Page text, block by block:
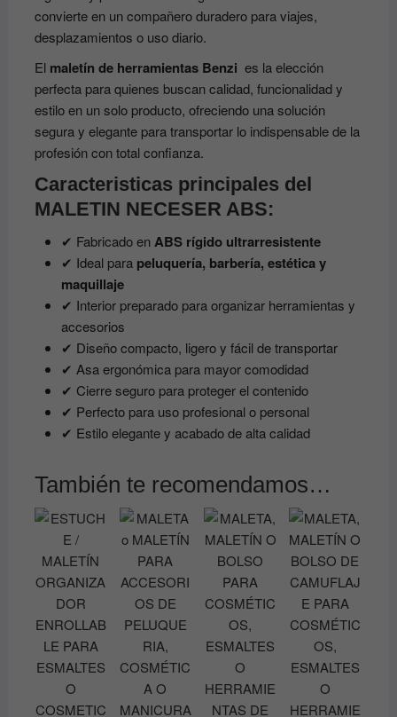
convierte en un compañero duradero para viajes,
desplazamientos o uso diario.
El maletín de herramientas Benzi es la elección
perfecta para quienes buscan calidad, funcionalidad y
estilo en un solo producto, ofreciendo una solución
segura y elegante para transportar lo indispensable de la
profesión con total confianza.
Caracteristicas principales del
MALETIN NECESER ABS:
✔ Fabricado enABS rígido ultrarresistente
✔ Ideal para peluquería, barbería, estética y
maquillaje
✔ Interior preparado para organizar herramientas y
accesorios
✔ Diseño compacto, ligero y fácil de transportar
✔ Asa ergonómica para mayor comodidad
✔ Cierre seguro para proteger el contenido
✔ Perfecto para uso profesional o personal
✔ Estilo elegante y acabado de alta calidad
También te recomendamos…